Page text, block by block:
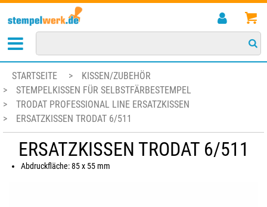
STARTSEITE >
KISSEN/ZUBEHÖR
>
STEMPELKISSEN FÜR SELBSTFÄRBESTEMPEL
>
TRODAT PROFESSIONAL LINE ERSATZKISSEN
>
ERSATZKISSEN TRODAT 6/511
ERSATZKISSEN TRODAT 6/511
Abdruckfläche: 85 x 55 mm